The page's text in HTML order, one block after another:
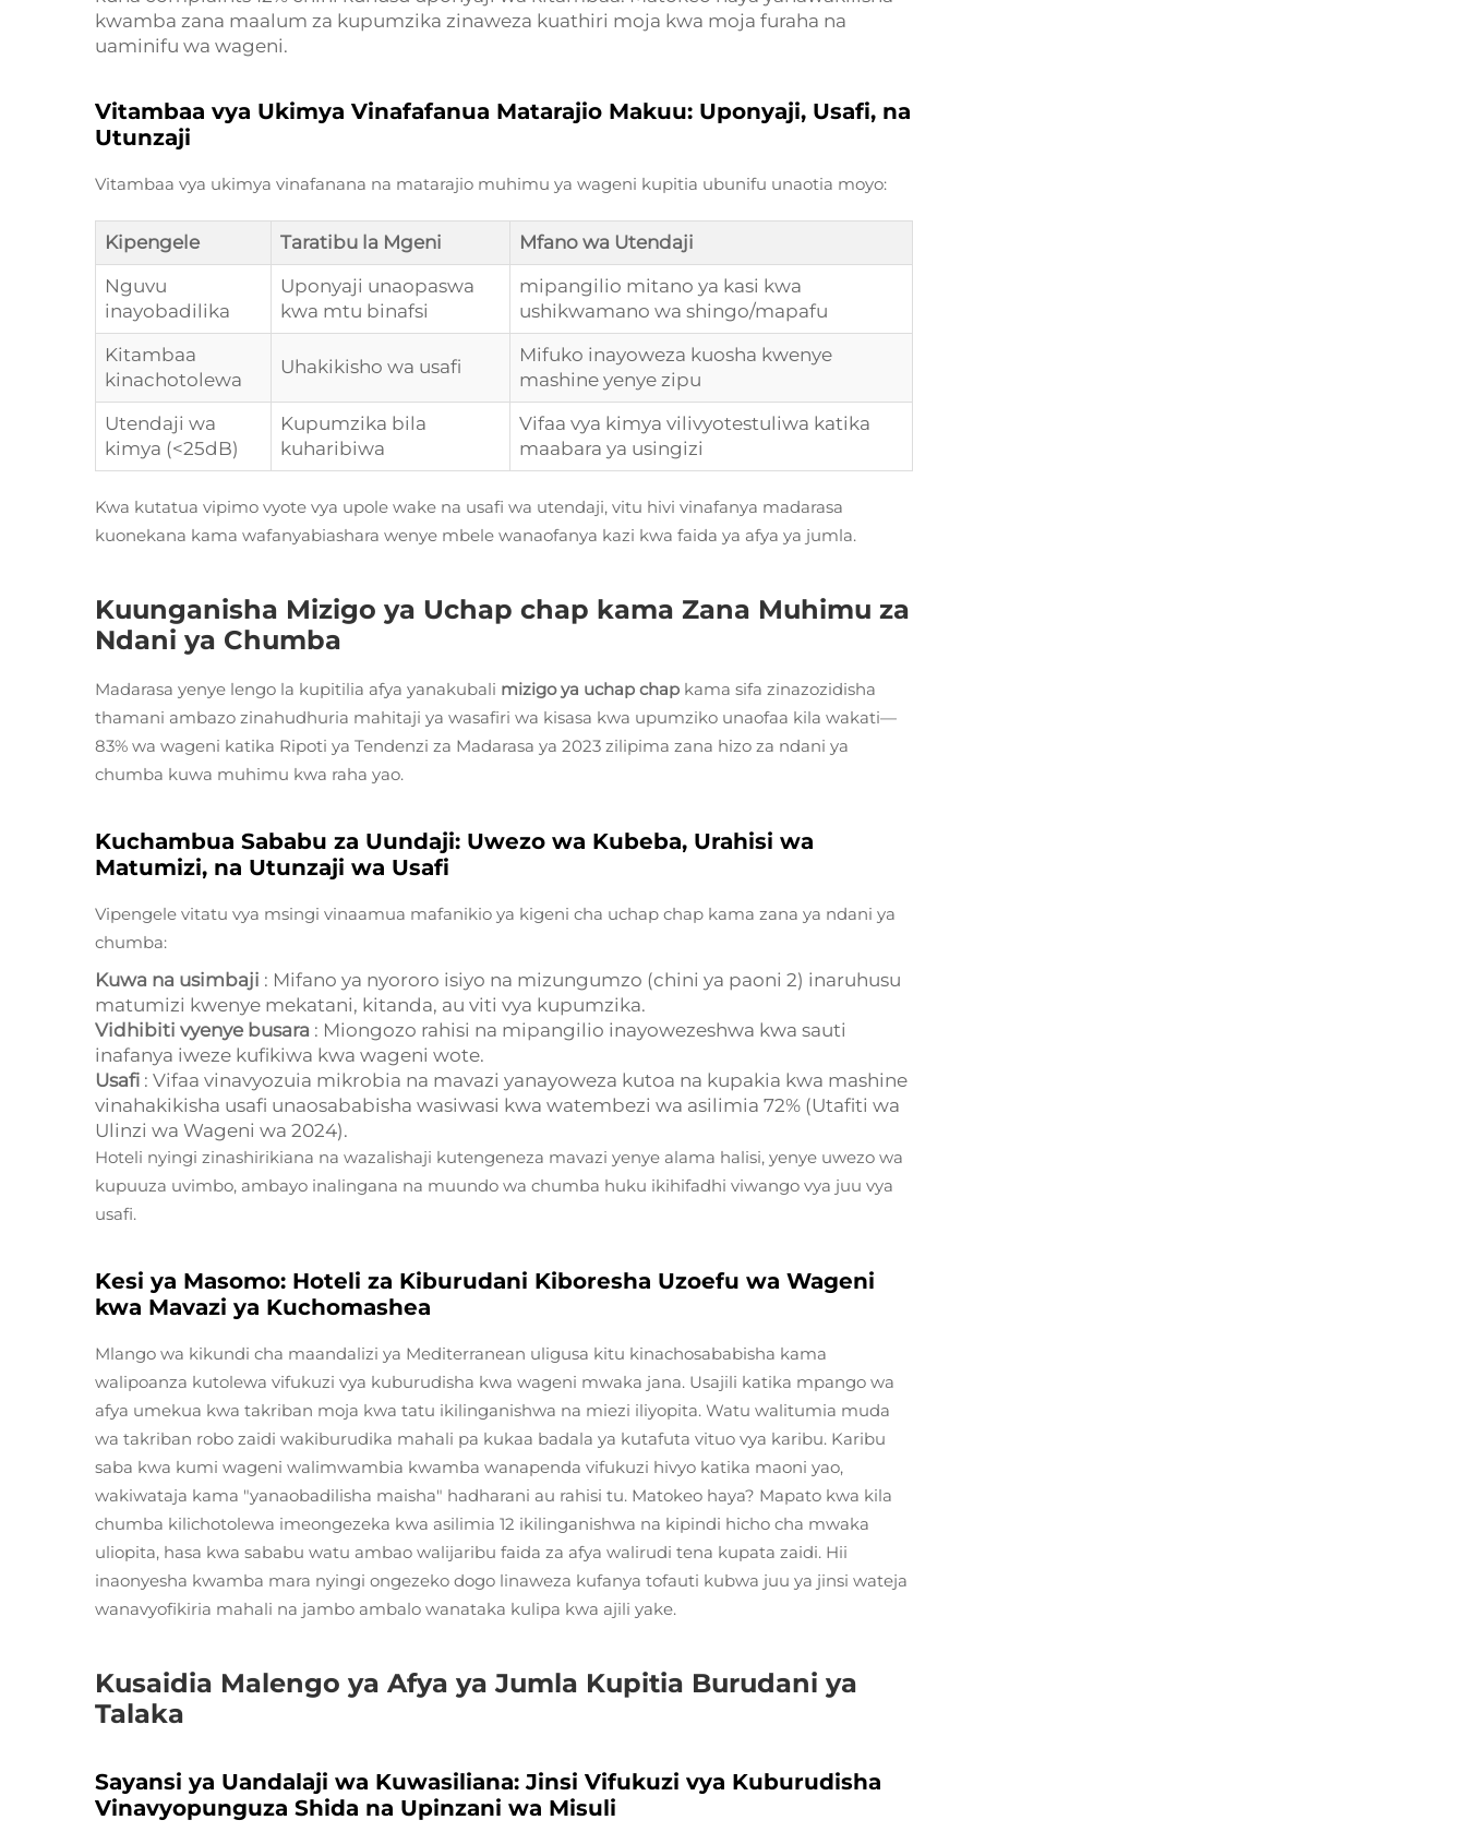
kwamba zana maalum za kupumzika zinaweza kuathiri moja kwa moja furaha na
uaminifu wa wageni.
Vitambaa vya Ukimya Vinafafanua Matarajio Makuu: Uponyaji, Usafi, na
Utunzaji
Vitambaa vya ukimya vinafanana na matarajio muhimu ya wageni kupitia ubunifu unaotia moyo:
Kipengele Taratibu la Mgeni
Mfano wa Utendaji
Nguvu
inayobadilika
Uponyaji unaopaswa
kwa mtu binafsi
mipangilio mitano ya kasi kwa
ushikwamano wa shingo/mapafu
Kitambaa
kinachotolewa
Uhakikisho wa usafi
Mifuko inayoweza kuosha kwenye
mashine yenye zipu
Utendaji wa
kimya (<25dB)
Kupumzika bila
kuharibiwa
Vifaa vya kimya vilivyotestuliwa katika
maabara ya usingizi
Kwa kutatua vipimo vyote vya upole wake na usafi wa utendaji, vitu hivi vinafanya madarasa
kuonekana kama wafanyabiashara wenye mbele wanaofanya kazi kwa faida ya afya ya jumla.
Kuunganisha Mizigo ya Uchap chap kama Zana Muhimu za
Ndani ya Chumba
Madarasa yenye lengo la kupitilia afya yanakubali mizigo ya uchap chap kama sifa zinazozidisha
thamani ambazo zinahudhuria mahitaji ya wasafiri wa kisasa kwa upumziko unaofaa kila wakati—
83% wa wageni katika Ripoti ya Tendenzi za Madarasa ya 2023 zilipima zana hizo za ndani ya
chumba kuwa muhimu kwa raha yao.
Kuchambua Sababu za Uundaji: Uwezo wa Kubeba, Urahisi wa
Matumizi, na Utunzaji wa Usafi
Vipengele vitatu vya msingi vinaamua mafanikio ya kigeni cha uchap chap kama zana ya ndani ya
chumba:
Kuwa na usimbaji : Mifano ya nyororo isiyo na mizungumzo (chini ya paoni 2) inaruhusu
matumizi kwenye mekatani, kitanda, au viti vya kupumzika.
Vidhibiti vyenye busara : Miongozo rahisi na mipangilio inayowezeshwa kwa sauti
inafanya iweze kufikiwa kwa wageni wote.
Usafi : Vifaa vinavyozuia mikrobia na mavazi yanayoweza kutoa na kupakia kwa mashine
vinahakikisha usafi unaosababisha wasiwasi kwa watembezi wa asilimia 72% (Utafiti wa
Ulinzi wa Wageni wa 2024).
Hoteli nyingi zinashirikiana na wazalishaji kutengeneza mavazi yenye alama halisi, yenye uwezo wa
kupuuza uvimbo, ambayo inalingana na muundo wa chumba huku ikihifadhi viwango vya juu vya
usafi.
Kesi ya Masomo: Hoteli za Kiburudani Kiboresha Uzoefu wa Wageni
kwa Mavazi ya Kuchomashea
Mlango wa kikundi cha maandalizi ya Mediterranean uligusa kitu kinachosababisha kama
walipoanza kutolewa vifukuzi vya kuburudisha kwa wageni mwaka jana. Usajili katika mpango wa
afya umekua kwa takriban moja kwa tatu ikilinganishwa na miezi iliyopita. Watu walitumia muda
wa takriban robo zaidi wakiburudika mahali pa kukaa badala ya kutafuta vituo vya karibu. Karibu
saba kwa kumi wageni walimwambia kwamba wanapenda vifukuzi hivyo katika maoni yao,
wakiwataja kama "yanaobadilisha maisha" hadharani au rahisi tu. Matokeo haya? Mapato kwa kila
chumba kilichotolewa imeongezeka kwa asilimia 12 ikilinganishwa na kipindi hicho cha mwaka
uliopita, hasa kwa sababu watu ambao walijaribu faida za afya walirudi tena kupata zaidi. Hii
inaonyesha kwamba mara nyingi ongezeko dogo linaweza kufanya tofauti kubwa juu ya jinsi wateja
wanavyofikiria mahali na jambo ambalo wanataka kulipa kwa ajili yake.
Kusaidia Malengo ya Afya ya Jumla Kupitia Burudani ya
Talaka
Sayansi ya Uandalaji wa Kuwasiliana: Jinsi Vifukuzi vya Kuburudisha
Vinavyopunguza Shida na Upinzani wa Misuli